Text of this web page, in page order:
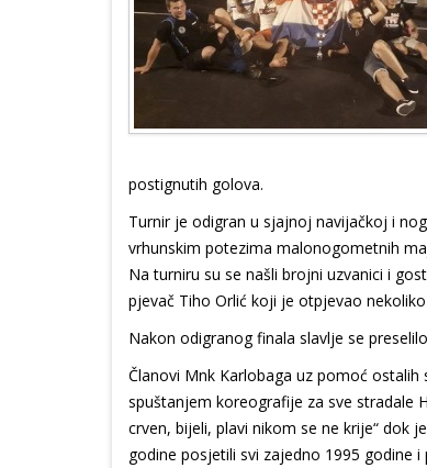
postignutih golova.
Turnir je odigran u sjajnoj navijačkoj i
vrhunskim potezima malonogometnih
Na turniru su se našli brojni uzvanici i
pjevač Tiho Orlić koji je otpjevao
Nakon odigranog finala slavlje se
Članovi Mnk Karlobaga uz pomoć
spuštanjem koreografije za sve stradale
crven, bijeli, plavi nikom se ne krije“ dok
godine posjetili svi zajedno 1995 godine